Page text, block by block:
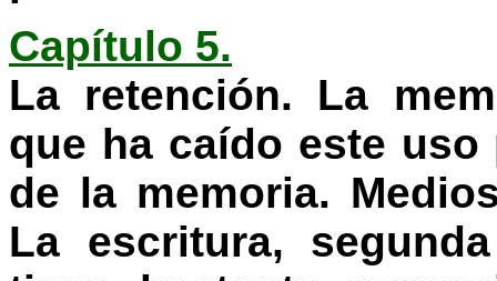
Capítulo 5.
La retención. La
que ha caído este
de la memoria.
La escritura,